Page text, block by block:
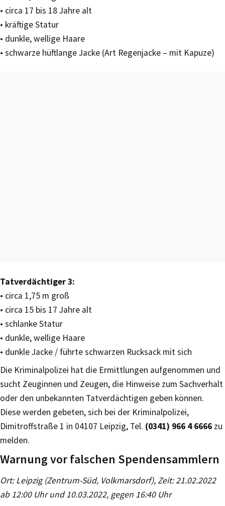
• circa 17 bis 18 Jahre alt
• kräftige Statur
• dunkle, wellige Haare
• schwarze hüftlange Jacke (Art Regenjacke – mit Kapuze)
Tatverdächtiger 3:
• circa 1,75 m groß
• circa 15 bis 17 Jahre alt
• schlanke Statur
• dunkle, wellige Haare
• dunkle Jacke / führte schwarzen Rucksack mit sich
Die Kriminalpolizei hat die Ermittlungen aufgenommen und
sucht Zeuginnen und Zeugen, die Hinweise zum Sachverhalt
oder den unbekannten Tatverdächtigen geben können.
Diese werden gebeten, sich bei der Kriminalpolizei,
Dimitroffstraße 1 in 04107 Leipzig, Tel. (0341) 966 4 6666 zu
melden.
Warnung vor falschen Spendensammlern
Ort: Leipzig (Zentrum-Süd, Volkmarsdorf), Zeit: 21.02.2022
ab 12:00 Uhr und 10.03.2022, gegen 16:40 Uhr